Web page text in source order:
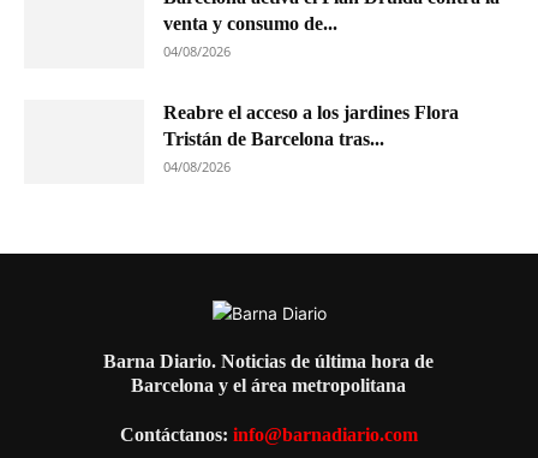
venta y consumo de...
04/08/2026
Reabre el acceso a los jardines Flora
Tristán de Barcelona tras...
04/08/2026
Barna Diario. Noticias de última hora de
Barcelona y el área metropolitana
Contáctanos: info@barnadiario.com